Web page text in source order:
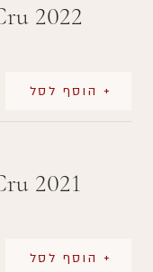
2022
+ הוסף לסל
2021
+ הוסף לסל